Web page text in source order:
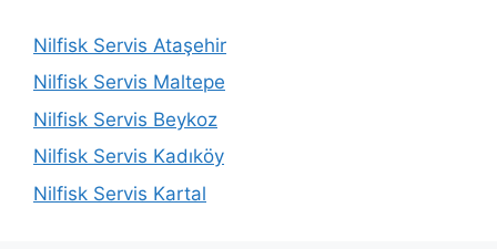
Nilfisk Servis Ataşehir
Nilfisk Servis Maltepe
Nilfisk Servis Beykoz
Nilfisk Servis Kadıköy
Nilfisk Servis Kartal